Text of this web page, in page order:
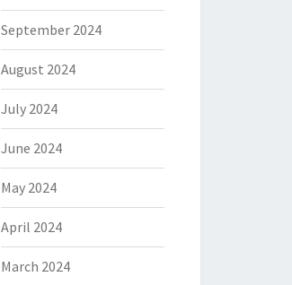
September 2024
August 2024
July 2024
June 2024
May 2024
April 2024
March 2024